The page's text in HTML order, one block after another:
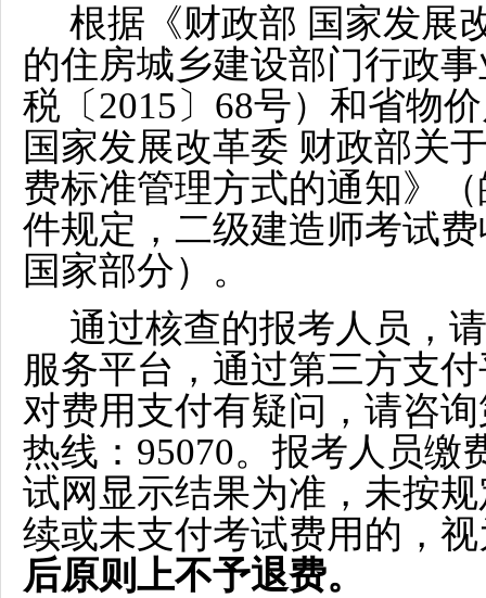
根据《财政部 国家发展
的住房城乡建设部门行政
税〔2015〕68号）和省物
国家发展改革委 财政部关
费标准管理方式的通知》
件规定，二级建造师考试
国家部分）。
通过核查的报考人员，
服务平台，通过第三方支
对费用支付有疑问，请咨
热线：95070。报考人员缴
试网显示结果为准，未按
续或未支付考试费用的，
后原则上不予退费。